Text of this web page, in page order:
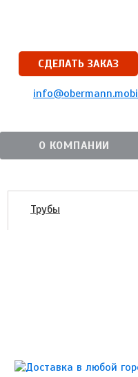
СДЕЛАТЬ ЗАКАЗ
info@obermann.mobi
О КОМПАНИИ
Трубы